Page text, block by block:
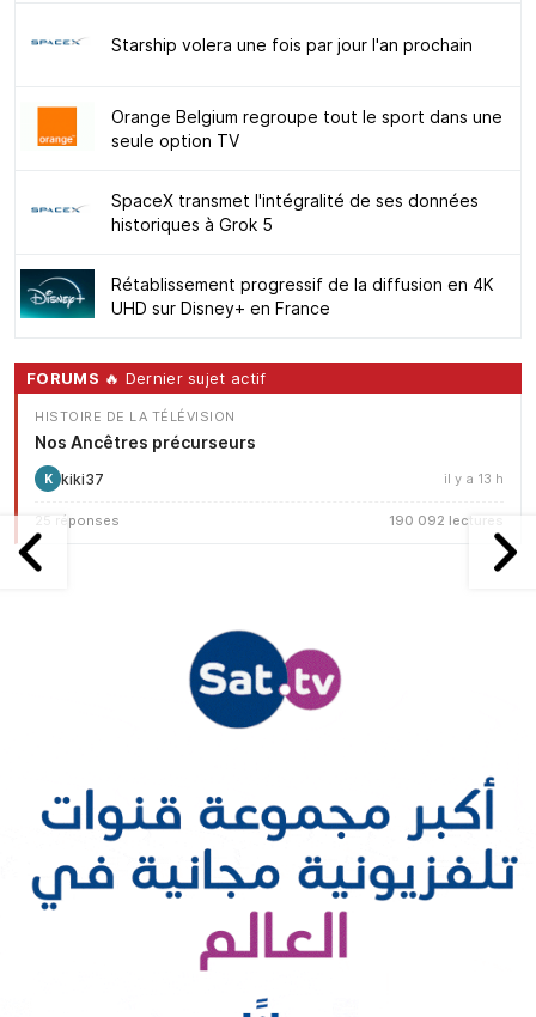
Starship volera une fois par jour l'an prochain
Orange Belgium regroupe tout le sport dans une
seule option TV
SpaceX transmet l'intégralité de ses données
historiques à Grok 5
Rétablissement progressif de la diffusion en 4K
UHD sur Disney+ en France
FORUMS 🔥 Dernier sujet actif
HISTOIRE DE LA TÉLÉVISION
Nos Ancêtres précurseurs
K kiki37 il y a 13 h
25 réponses 190 092 lectures